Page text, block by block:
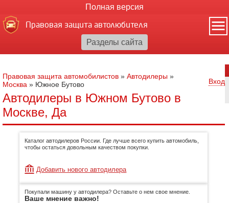
Полная версия
Правовая защита автолюбителя
Правовая защита автомобилистов » Автодилеры »
Москва » Южное Бутово Вход
Автодилеры в Южном Бутово в
Москве, Да
Каталог автодилеров России. Где лучше всего купить автомобиль,
чтобы остаться довольным качеством покупки.
Добавить нового автодилера
Покупали машину у автодилера? Оставьте о нем свое мнение.
Ваше мнение важно!